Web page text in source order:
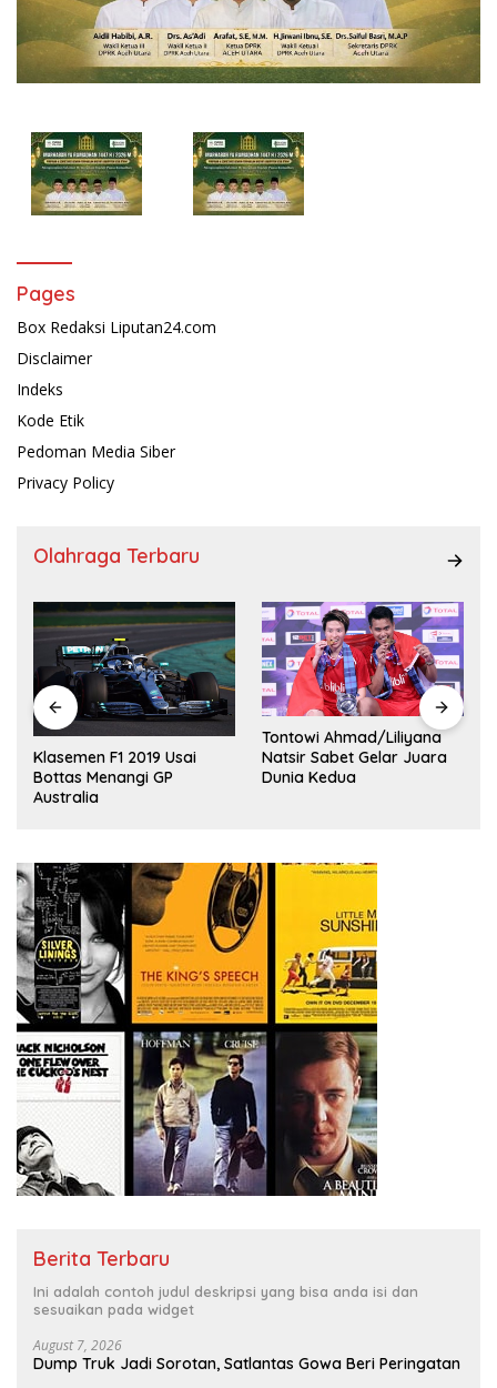
Pages
Box Redaksi Liputan24.com
Disclaimer
Indeks
Kode Etik
Pedoman Media Siber
Privacy Policy
Olahraga Terbaru
Klasemen F1 2019 Usai
Bottas Menangi GP
Australia
Tontowi Ahmad/Liliyana
Natsir Sabet Gelar Juara
Dunia Kedua
Berita Terbaru
Ini adalah contoh judul deskripsi yang bisa anda isi dan
sesuaikan pada widget
August 7, 2026
Dump Truk Jadi Sorotan, Satlantas Gowa Beri Peringatan